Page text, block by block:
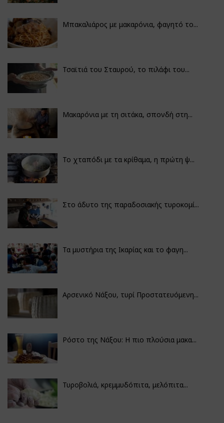
Μπακαλιάρος με μακαρόνια, φαγητό το...
Τσαϊτιά του Σταυρού, το πιλάφι του...
Μακαρόνια με τη σιτάκα, σπονδή στη...
Το χταπόδι με τα κρίθαμα, η πρώτη ψ...
Στο άδυτο της παραδοσιακής τυροκομί...
Τα μυστήρια της Ικαρίας και το φαγη...
Αρσενικό Νάξου, τυρί Προστατευόμενη...
Ρόστο της Νάξου: Η πιο πλούσια μακα...
Τυροβολιά, κρεμμυδόπιτα, μελόπιτα...